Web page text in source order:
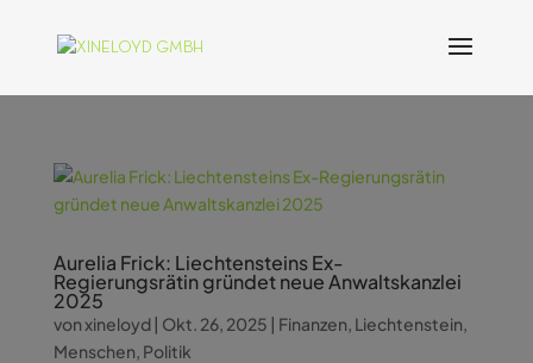
Aurelia Frick: Liechtensteins Ex-
Regierungsrätin gründet neue Anwaltskanzlei
2025
vonxineloyd| Okt. 26, 2025 | Finanzen, Liechtenstein,
Menschen, Politik